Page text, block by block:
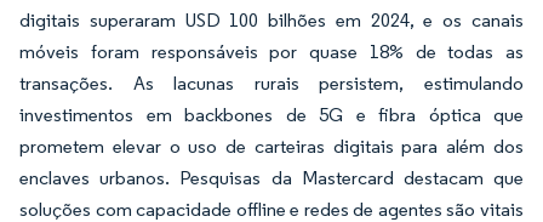
digitais superaram USD 100 bilhões em 2024, e os canais
móveis foram responsáveis por quase 18% de todas as
transações. As lacunas rurais persistem, estimulando
investimentos em backbones de 5G e fibra óptica que
prometem elevar o uso de carteiras digitais para além dos
enclaves urbanos. Pesquisas da Mastercard destacam que
soluções com capacidade offline e redes de agentes são vitais